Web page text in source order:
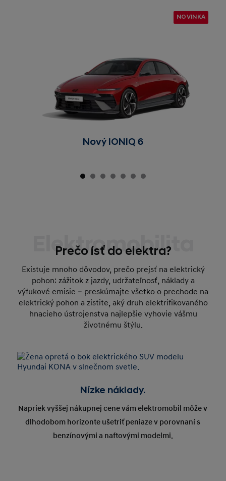
NOVINKA
Nový IONIQ 6
Elektromobilita
Prečo ísť do elektra?
Existuje mnoho dôvodov, prečo prejsť na elektrický
pohon: zážitok z jazdy, udržateľnosť, náklady a
výfukové emisie – preskúmajte všetko o prechode na
elektrický pohon a zistite, aký druh elektrifikovaného
hnacieho ústrojenstva najlepšie vyhovie vášmu
životnému štýlu.
Nízke náklady.
Napriek vyššej nákupnej cene vám elektromobil môže v
dlhodobom horizonte ušetriť peniaze v porovnaní s
benzínovými a naftovými modelmi.